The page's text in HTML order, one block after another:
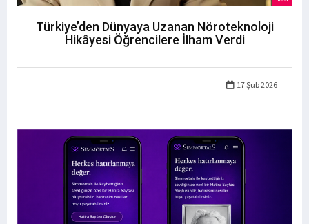
Türkiye’den Dünyaya Uzanan Nöroteknoloji
Hikâyesi Öğrencilere İlham Verdi
17 Şub 2026